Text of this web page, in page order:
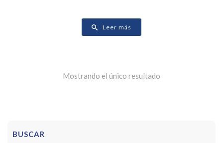
Leer más
Mostrando el único resultado
BUSCAR